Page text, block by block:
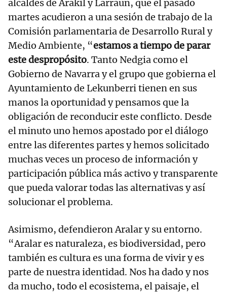
alcaldes de Arakil y Larraun, que el pasado
martes acudieron a una sesión de trabajo de la
Comisión parlamentaria de Desarrollo Rural y
Medio Ambiente, “estamos a tiempo de parar
este despropósito. Tanto Nedgia como el
Gobierno de Navarra y el grupo que gobierna el
Ayuntamiento de Lekunberri tienen en sus
manos la oportunidad y pensamos que la
obligación de reconducir este conflicto. Desde
el minuto uno hemos apostado por el diálogo
entre las diferentes partes y hemos solicitado
muchas veces un proceso de información y
participación pública más activo y transparente
que pueda valorar todas las alternativas y así
solucionar el problema.
Asimismo, defendieron Aralar y su entorno.
“Aralar es naturaleza, es biodiversidad, pero
también es cultura es una forma de vivir y es
parte de nuestra identidad. Nos ha dado y nos
da mucho, todo el ecosistema, el paisaje, el